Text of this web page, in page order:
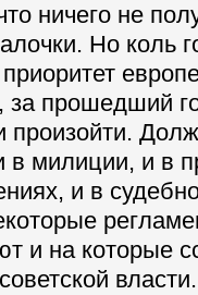
ничего не
Но коль
за прошедший
милиции, и в
и в
и на которые
власти.